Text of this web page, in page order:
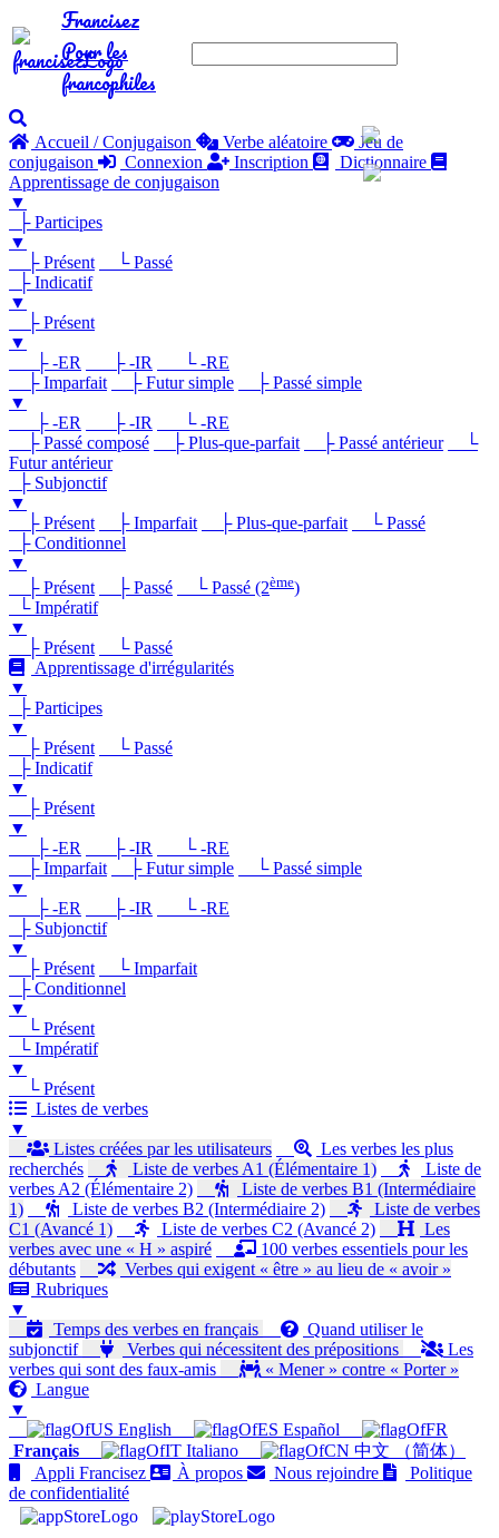
Francisez
Pour les
francophiles
Accueil / Conjugaison Verbe aléatoire
Jeu de
conjugaison
Connexion Inscription
Dictionnaire
Apprentissage de conjugaison
▼
├ Participes
▼
├ Présent
└ Passé
├ Indicatif
▼
├ Présent
▼
├ -ER
├ -IR
└ -RE
├ Imparfait
├ Futur simple
├ Passé simple
▼
├ -ER
├ -IR
└ -RE
├ Passé composé
├ Plus-que-parfait ├ Passé antérieur
└
Futur antérieur
├ Subjonctif
▼
├ Présent
├ Imparfait ├ Plus-que-parfait
└ Passé
├ Conditionnel
▼
├ Présent
├ Passé └ Passé (2ème)
└ Impératif
▼
├ Présent
└ Passé
Apprentissage d'irrégularités
▼
├ Participes
▼
├ Présent
└ Passé
├ Indicatif
▼
├ Présent
▼
├ -ER
├ -IR
└ -RE
├ Imparfait
├ Futur simple
└ Passé simple
▼
├ -ER
├ -IR
└ -RE
├ Subjonctif
▼
├ Présent
└ Imparfait
├ Conditionnel
▼
└ Présent
└ Impératif
▼
└ Présent
Listes de verbes
▼
Listes créées par les utilisateurs
Les verbes les plus
recherchés
Liste de verbes A1 (Élémentaire 1)
Liste de
verbes A2 (Élémentaire 2)
Liste de verbes B1 (Intermédiaire
1)
Liste de verbes B2 (Intermédiaire 2)
Liste de verbes
C1 (Avancé 1)
Liste de verbes C2 (Avancé 2)
Les
verbes avec une « H » aspiré
100 verbes essentiels pour les
débutants
Verbes qui exigent « être » au lieu de « avoir »
Rubriques
▼
Temps des verbes en français
Quand utiliser le
subjonctif
Verbes qui nécessitent des prépositions
Les
verbes qui sont des faux-amis
« Mener » contre « Porter »
Langue
▼
English
Español
Français
Italiano
中文 （简体）
Appli Francisez
À propos Nous rejoindre
Politique
de confidentialité